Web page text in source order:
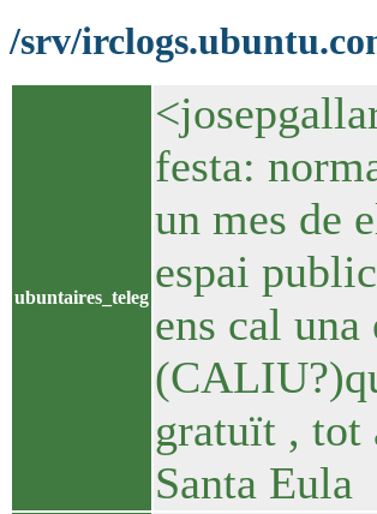
/srv/
ubuntaires_teleg
festa:
un mes de
espai
ens cal
gratuït , tot
Santa Eula